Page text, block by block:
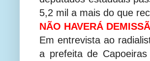
5,2 mil a mais do que
NÃO HAVERÁ
Em entrevista ao
a prefeita de